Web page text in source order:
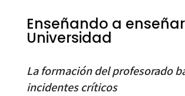
Enseñando a
Universidad
La formación del profesorado
incidentes críticos